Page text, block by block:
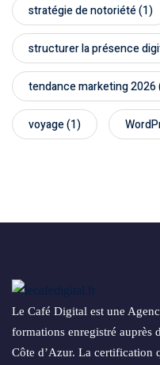
stratégie de notoriété(1)
structurer la présence
tendance marketing 2026
voyage(1)
Le Café Digital est une
formations enregistré auprès
Côte d’Azur. La certification